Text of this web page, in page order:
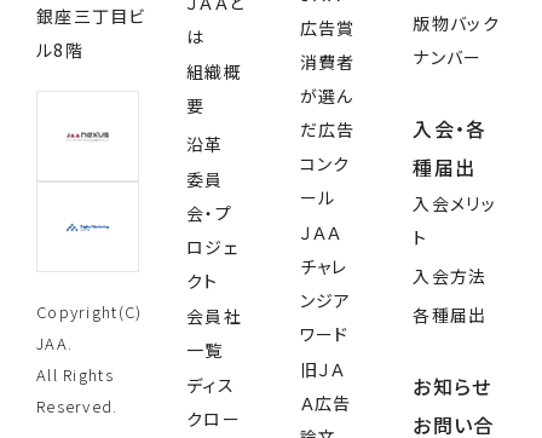
銀座三丁目ビ
ル8階
Copyright(C)
JAA.
All Rights
Reserved.
は
組織概
要
沿革
委員
会・プ
ロジェ
クト
会員社
一覧
ディス
クロー
広告賞
消費者
が選ん
だ広告
コンク
ール
ＪＡＡ
チャレ
ンジア
ワード
旧ＪＡ
Ａ広告
版物バック
ナンバー
入会・各
種届出
入会メリッ
ト
入会方法
各種届出
お知らせ
お問い合